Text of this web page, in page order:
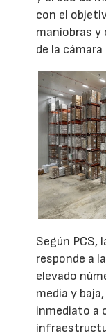
con el
maniobras
de la
Según PCS,
responde a
elevado
media y
inmediato a